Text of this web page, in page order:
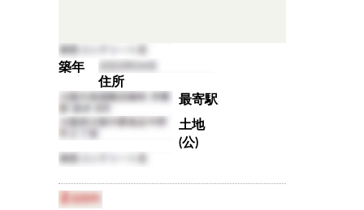
築年
住所
最寄駅
土地
(公)